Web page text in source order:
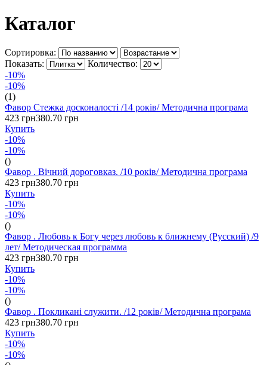
Каталог
Сортировка:
Показать:
Количество:
-10%
-10%
(1)
Фавор Стежка досконалості /14 років/ Методична програма
423 грн380.70 грн
Купить
-10%
-10%
()
Фавор . Вічний дороговказ. /10 років/ Методична програма
423 грн380.70 грн
Купить
-10%
-10%
()
Фавор . Любовь к Богу через любовь к ближнему (Русский) /9
лет/ Методическая программа
423 грн380.70 грн
Купить
-10%
-10%
()
Фавор . Покликані служити. /12 років/ Методична програма
423 грн380.70 грн
Купить
-10%
-10%